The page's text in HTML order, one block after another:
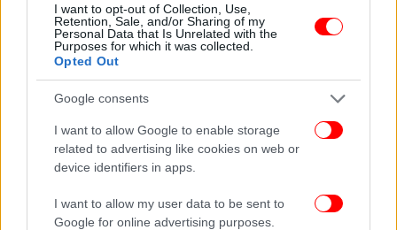
I want to opt-out of Collection, Use,
Retention, Sale, and/or Sharing of my
Personal Data that Is Unrelated with the
Purposes for which it was collected.
Opted Out
Google consents
I want to allow Google to enable storage
related to advertising like cookies on web or
device identifiers in apps.
I want to allow my user data to be sent to
Google for online advertising purposes.